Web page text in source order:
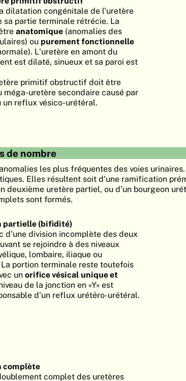
dilatation congénitale de l'uretère
sa partie terminale rétrécie. La
anatomique (anomalies des
ou purement fonctionnelle
L'uretère en amont du
est dilaté, sinueux et sa paroi est
primitif obstructif doit être
méga-uretère secondaire causé par
un reflux vésico-urétéral.
de nombre
les plus fréquentes des voies
Elles résultent soit d'une ramification
deuxième uretère partiel, ou d'un bourgeon
sont formés.
partielle (bifidité)
d'une division incomplète des deux
se rejoindre à des niveaux
lombaire, iliaque ou
portion terminale reste toutefois
un orifice vésical unique et
de la jonction en «Y» est
d'un reflux urétéro-urétéral.
complète
complet des uretères